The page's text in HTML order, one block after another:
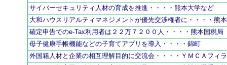
サイバーセキュリティ人材の育成を推進・・・・熊本大学など
大和ハウスリアルティマネジメントが優先交渉権者に・・・・熊
確定申告でのe-Tax利用者は２２万７２００人・・・・熊本国税局
母子健康手帳機能などの子育てアプリを導入・・・・錦町
外国籍人材と企業の相互理解目的に交流会・・・・ＹＭＣＡフィ